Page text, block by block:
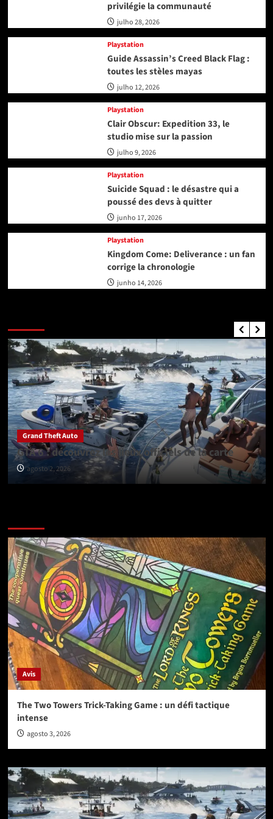
privilégie la communauté
julho 28, 2026
Playstation
Guide Assassin’s Creed Black Flag :
toutes les stèles mayas
julho 12, 2026
Playstation
Clair Obscur: Expedition 33, le
studio mise sur la passion
julho 9, 2026
Playstation
Suicide Squad : le désastre qui a
poussé des devs à quitter
junho 17, 2026
Playstation
Kingdom Come: Deliverance : un fan
corrige la chronologie
junho 14, 2026
Grand Theft Auto
GTA 6 : découvrez les lieux officiels de la carte
agosto 2, 2026
Avis
The Two Towers Trick-Taking Game : un défi tactique
intense
agosto 3, 2026